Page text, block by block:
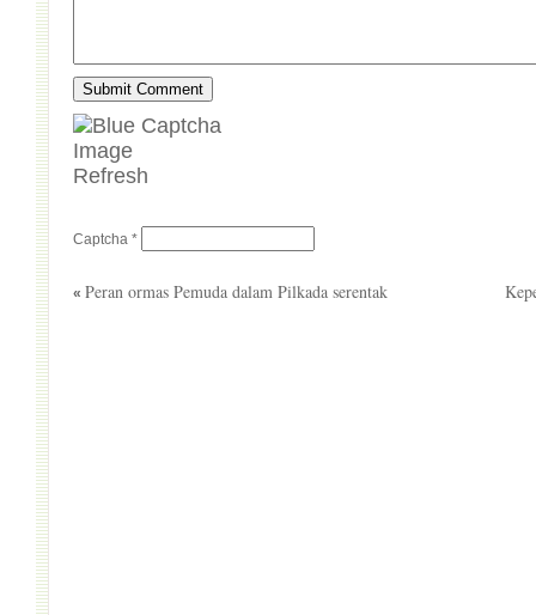
Refresh
Captcha *
« Peran ormas Pemuda dalam Pilkada serentak